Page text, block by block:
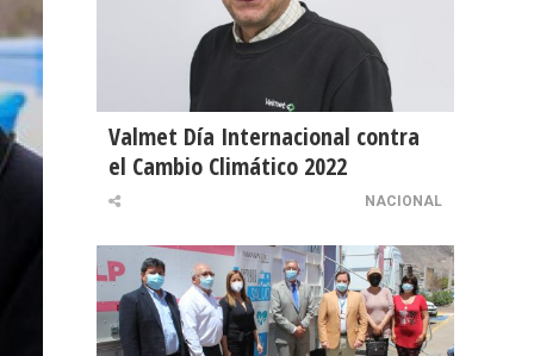
Valmet Día Internacional contra
el Cambio Climático 2022
NACIONAL